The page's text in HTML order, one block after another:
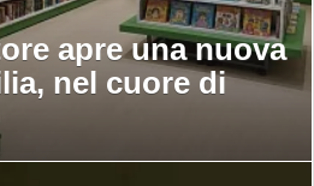
apre una nuova
nel cuore di